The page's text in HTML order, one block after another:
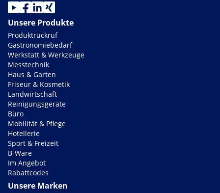
Unsere Produkte
Produktrückruf
Gastronomiebedarf
Werkstatt & Werkzeuge
Messtechnik
Haus & Garten
Friseur & Kosmetik
Landwirtschaft
Reinigungsgeräte
Büro
Mobilität & Pflege
Hotellerie
Sport & Freizeit
B-Ware
Im Angebot
Rabattcodes
Unsere Marken